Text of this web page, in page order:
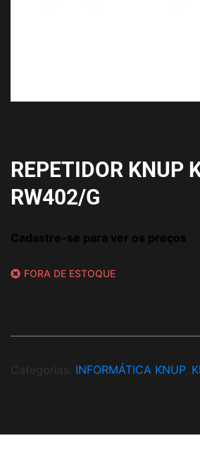
REPETIDOR KNUP
RW402/G
Cadastre-se para ver os preços
FORA DE ESTOQUE
Categorias: INFORMÁTICA KNUP,